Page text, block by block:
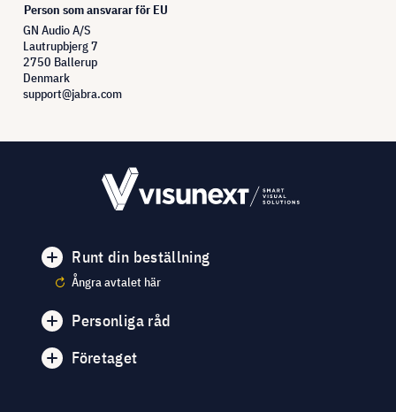
Person som ansvarar för EU
GN Audio A/S
Lautrupbjerg 7
2750 Ballerup
Denmark
support@jabra.com
Runt din beställning
Ångra avtalet här
Personliga råd
Företaget